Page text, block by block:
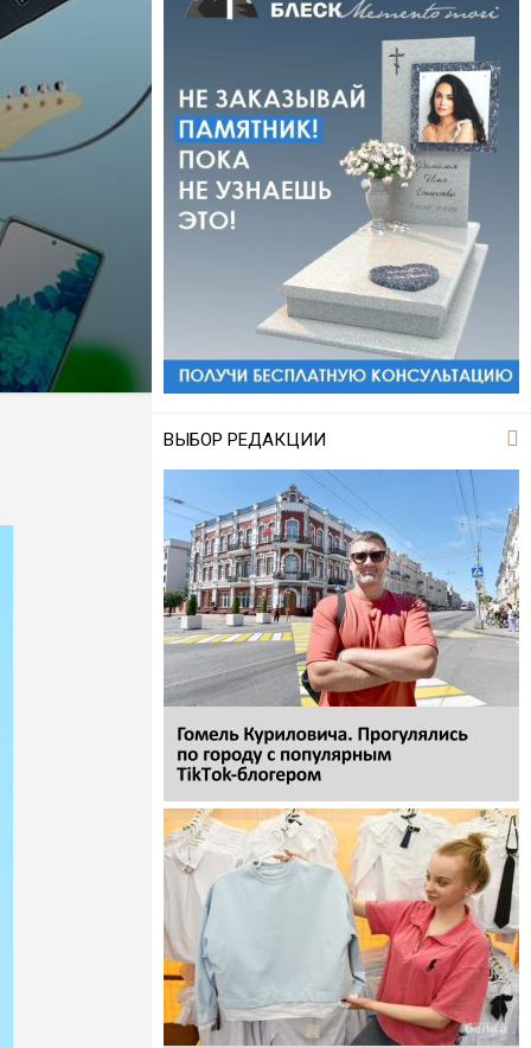
ВЫБОР РЕДАКЦИИ